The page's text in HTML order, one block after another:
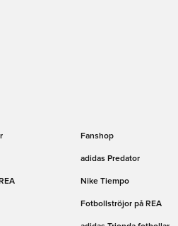
Fanshop
adidas Predator
Nike Tiempo
Fotbollströjor på REA